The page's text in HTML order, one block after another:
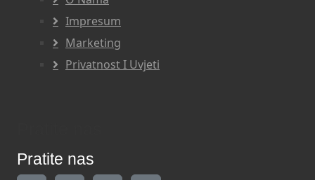
Impresum
Marketing
Privatnost I Uvjeti
Pratite nas